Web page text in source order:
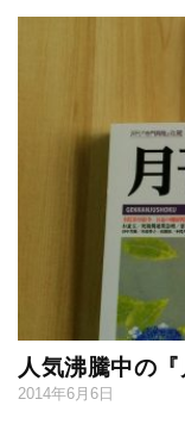
人気沸騰中の
2014年6月6日